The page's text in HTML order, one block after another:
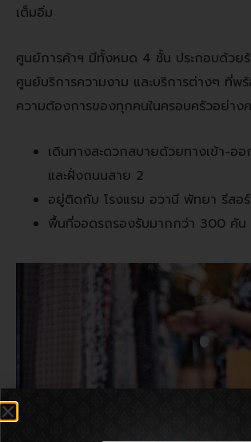
เต็มอิ่ม
ศูนย์การค้าฯ มีทั้งหมด 4 ชั้น ประกอบด้วย
ศูนย์บริการความงาม และบริการต่างๆ ที่
ความต้องการของทุกคนในครอบครัวอย่าง
เดินทางสะดวกสบายด้วยทางเข้า-อ
และฝั่งถนนสาย 2
อยู่ติดกับ โรงแรม อวานี พัทยา รีสอ
พื้นที่จอดรถรองรับมากกว่า 300 คัน